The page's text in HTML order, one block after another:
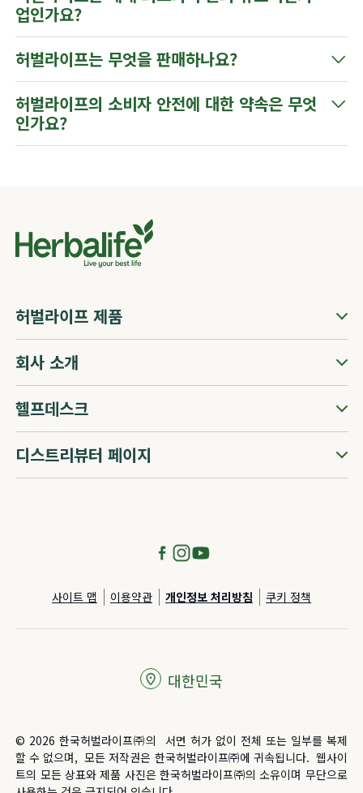
업인가요?​
​​허벌라이프는 무엇을 판매하나요?​
​​허벌라이프의 소비자 안전에 대한 약속은 무엇
인가요?​
허벌라이프 제품
회사 소개
헬프데스크
디스트리뷰터 페이지
사이트 맵 이용약관 개인정보 처리방침 쿠키 정책
© 2026 한국허벌라이프㈜의 서면 허가 없이 전체 또는 일부를 복제
할 수 없으며, 모든 저작권은 한국허벌라이프㈜에 귀속됩니다. 웹사이
트의 모든 상표와 제품 사진은 한국허벌라이프㈜의 소유이며 무단으로
대한민국